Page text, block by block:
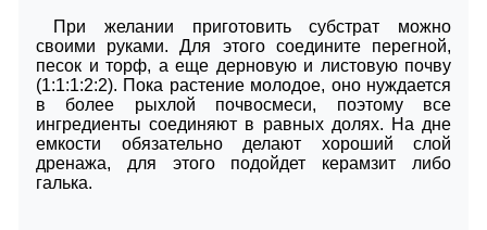
При желании приготовить субстрат можно
своими руками. Для этого соедините перегной,
песок и торф, а еще дерновую и листовую почву
(1:1:1:2:2). Пока растение молодое, оно нуждается
в более рыхлой почвосмеси, поэтому все
ингредиенты соединяют в равных долях. На дне
емкости обязательно делают хороший слой
дренажа, для этого подойдет керамзит либо
галька.